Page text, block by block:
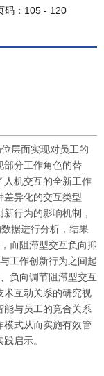
码：105 - 120
层面实现对员工的
部分工作角色的替
人机交互的全新工作
差异化的交互类型
行为的影响机制，
据进行分析，结果
而阻滞型交互负向抑
工作创新行为之间起
负向调节阻滞型交互
互动关系的研究视
与员工的竞合关系
模式从而实施有效管
启示。